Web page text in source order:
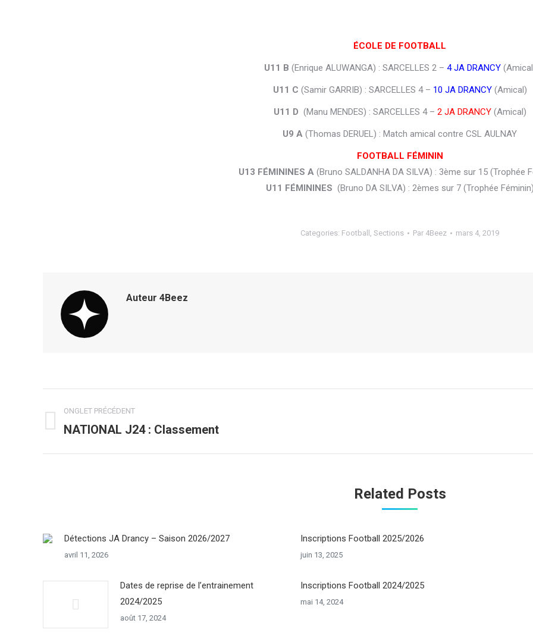
ÉCOLE DE FOOTBALL
U11 B (Enrique ALUWANGA) : SARCELLES 2 – 4 JA DRANCY
U11 C (Samir GARRIB) : SARCELLES 4 – 10 JA DRANCY(Amical)
U11 D (Manu MENDES) : SARCELLES 4 – 2 JA DRANCY(Amical)
U9 A (Thomas DERUEL) : Match amical contre CSL AULNAY
FOOTBALL FÉMININ
U13 FÉMININES A (Bruno SALDANHA DA SILVA) : 3ème sur 15 (Trophée
U11 FÉMININES (Bruno DA SILVA) : 2èmes sur 7 (Trophée Féminin)
Categories: Football , Sections Par 4Beez mars 4, 2019
Auteur 4Beez
Navigation
de
commentaire
ONGLET PRÉCÉDENT
Onglet
NATIONAL J24 : Classement
Related Posts
Détections JA Drancy – Saison 2026/2027
avril 11, 2026
Inscriptions Football 2025/2026
juin 13, 2025
Dates de reprise de l’entrainement
2024/2025
août 17, 2024
Inscriptions Football 2024/2025
mai 14, 2024